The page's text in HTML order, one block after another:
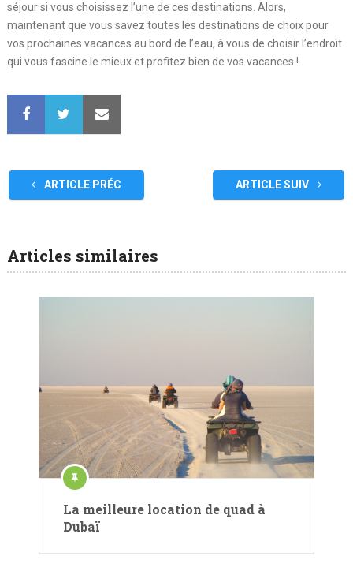
séjour si vous choisissez l’une de ces destinations. Alors,
maintenant que vous savez toutes les destinations de choix pour
vos prochaines vacances au bord de l’eau, à vous de choisir l’endroit
qui vous fascine le mieux et profitez bien de vos vacances !
ARTICLE PRÉC ARTICLE SUIV
Articles similaires
La meilleure location de quad à
Dubaï